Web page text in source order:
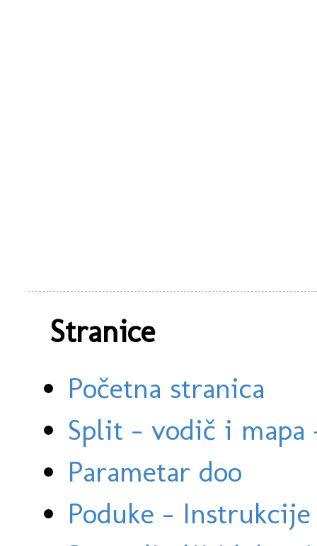
Stranice
Početna stranica
Split - vodič i
Parametar doo
Poduke -